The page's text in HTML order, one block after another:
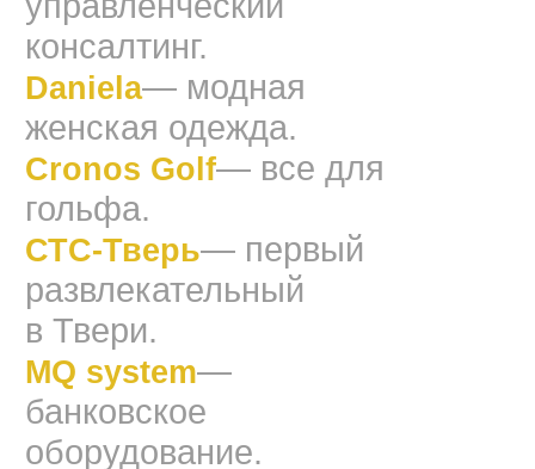
консалтинг.
Daniela— модная
женская одежда.
Cronos Golf— все для
гольфа.
СТС-Тверь— первый
развлекательный
в Твери.
MQ system—
банковское
оборудование.